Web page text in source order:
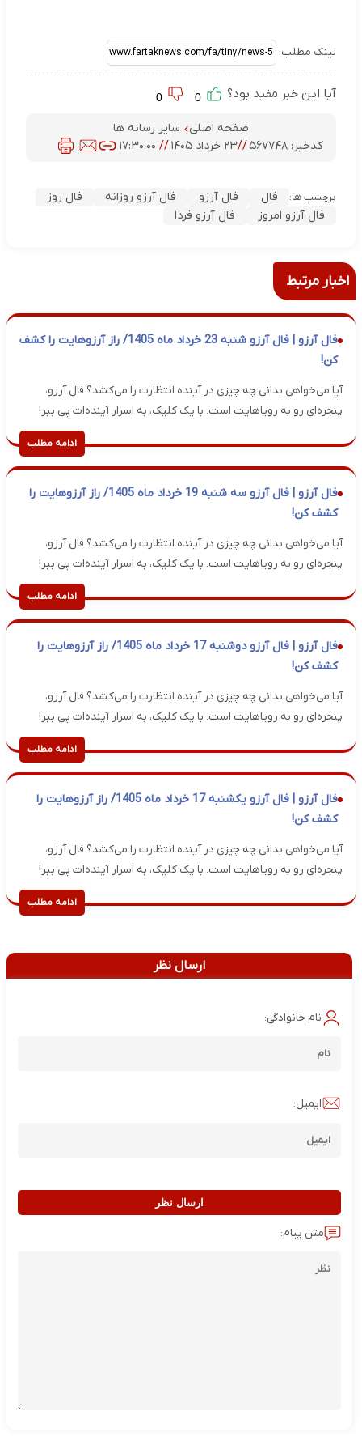
لینک مطلب:
آیا این خبر مفید بود؟
صفحه اصلی
سایر رسانه ها
کدخبر:۵۶۷۷۴۸ //۲۳ خرداد ۱۴۰۵ // ۱۷:۳۰:۰۰
برچسب ها: فال فال آرزو فال آرزو روزانه
فال روز
فال آرزو امروز
فال آرزو فردا
اخبار مرتبط
فال آرزو | فال آرزو شنبه 23 خرداد ماه 1405/ راز آرزوهایت را کشف
کن!
آیا می‌خواهی بدانی چه چیزی در آینده انتظارت را می‌کشد؟ فال آرزو،
پنجره‌ای رو به رویاهایت است. با یک کلیک، به اسرار آینده‌ات پی ببر!
ادامه مطلب
فال آرزو | فال آرزو سه شنبه 19 خرداد ماه 1405/ راز آرزوهایت را
کشف کن!
آیا می‌خواهی بدانی چه چیزی در آینده انتظارت را می‌کشد؟ فال آرزو،
پنجره‌ای رو به رویاهایت است. با یک کلیک، به اسرار آینده‌ات پی ببر!
ادامه مطلب
فال آرزو | فال آرزو دوشنبه 17 خرداد ماه 1405/ راز آرزوهایت را
کشف کن!
آیا می‌خواهی بدانی چه چیزی در آینده انتظارت را می‌کشد؟ فال آرزو،
پنجره‌ای رو به رویاهایت است. با یک کلیک، به اسرار آینده‌ات پی ببر!
ادامه مطلب
فال آرزو | فال آرزو یکشنبه 17 خرداد ماه 1405/ راز آرزوهایت را
کشف کن!
آیا می‌خواهی بدانی چه چیزی در آینده انتظارت را می‌کشد؟ فال آرزو،
پنجره‌ای رو به رویاهایت است. با یک کلیک، به اسرار آینده‌ات پی ببر!
ادامه مطلب
ارسال نظر
نام خانوادگی:
ایمیل:
ارسال نظر
متن پیام: